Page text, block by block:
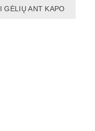
GĖLIŲ ANT KAPO